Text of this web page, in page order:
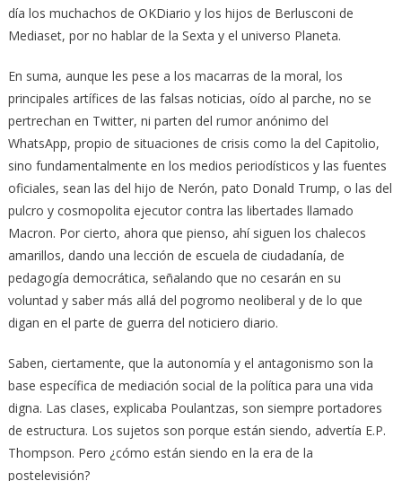
día los muchachos de OKDiario y los hijos de Berlusconi de
Mediaset, por no hablar de la Sexta y el universo Planeta.
En suma, aunque les pese a los macarras de la moral, los
principales artífices de las falsas noticias, oído al parche, no se
pertrechan en Twitter, ni parten del rumor anónimo del
WhatsApp, propio de situaciones de crisis como la del Capitolio,
sino fundamentalmente en los medios periodísticos y las fuentes
oficiales, sean las del hijo de Nerón, pato Donald Trump, o las del
pulcro y cosmopolita ejecutor contra las libertades llamado
Macron. Por cierto, ahora que pienso, ahí siguen los chalecos
amarillos, dando una lección de escuela de ciudadanía, de
pedagogía democrática, señalando que no cesarán en su
voluntad y saber más allá del pogromo neoliberal y de lo que
digan en el parte de guerra del noticiero diario.
Saben, ciertamente, que la autonomía y el antagonismo son la
base específica de mediación social de la política para una vida
digna. Las clases, explicaba Poulantzas, son siempre portadores
de estructura. Los sujetos son porque están siendo, advertía E.P.
Thompson. Pero ¿cómo están siendo en la era de la
postelevisión?